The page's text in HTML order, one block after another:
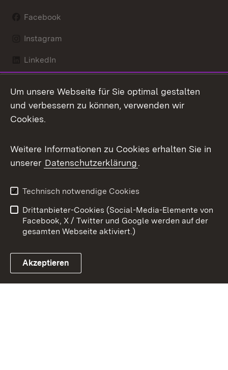
Facebook
Instagram
LinkedIn
X / Twitter
Youtube
Link zum Landesportal
Kontakt
Datenschutz
Barrierefreiheit
Impressum
Cookies
Um unsere Webseite für Sie optimal gestalten
und verbessern zu können, verwenden wir
Cookies.
Weitere Informationen zu Cookies erhalten Sie in
unserer Datenschutzerklärung.
Technisch notwendige Cookies
Drittanbieter-Cookies (Social-Media-Elemente von
Facebook, X / Twitter und Google werden auf der
gesamten Webseite aktiviert.)
Akzeptieren